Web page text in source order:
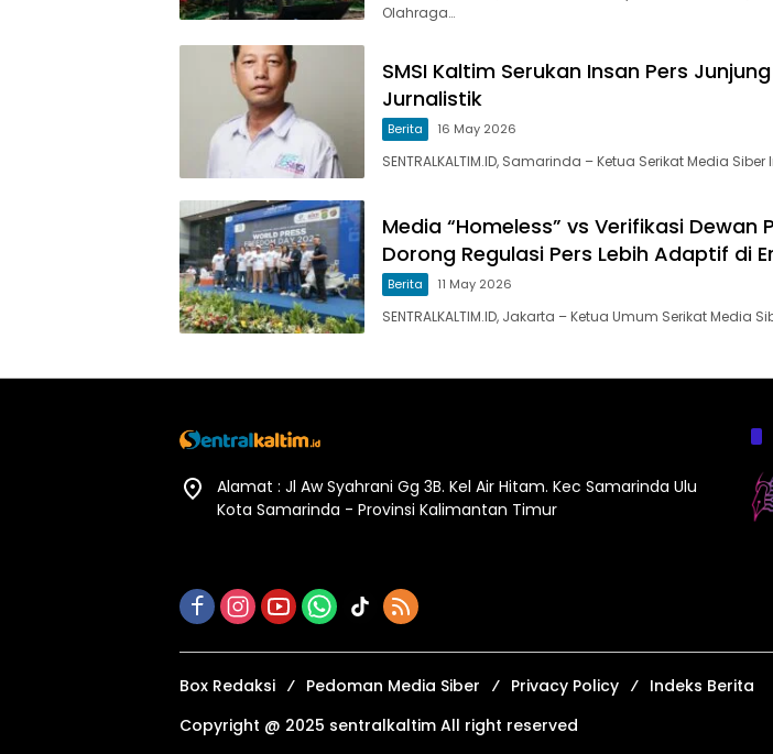
Olahraga…
SMSI Kaltim Serukan Insan Pers
Jurnalistik
Berita 16 May 2026
SENTRALKALTIM.ID, Samarinda – Ketua Serikat Media
Media “Homeless” vs Verifikasi Dewan
Dorong Regulasi Pers Lebih Adaptif di
Berita 11 May 2026
SENTRALKALTIM.ID, Jakarta – Ketua Umum Serikat Media
Alamat : Jl Aw Syahrani Gg 3B. Kel Air Hitam. Kec Samarinda Ulu
Kota Samarinda - Provinsi Kalimantan Timur
Box Redaksi Pedoman Media Siber Privacy Policy
Indeks Berita
Copyright @ 2025 sentralkaltim All right reserved